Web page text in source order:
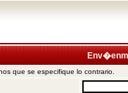
que se especifique lo contrario.